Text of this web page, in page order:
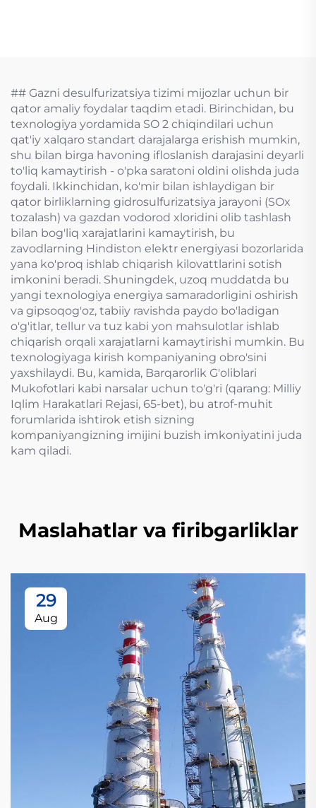
## Gazni desulfurizatsiya tizimi mijozlar uchun bir
qator amaliy foydalar taqdim etadi. Birinchidan, bu
texnologiya yordamida SO 2 chiqindilari uchun
qat'iy xalqaro standart darajalarga erishish mumkin,
shu bilan birga havoning ifloslanish darajasini deyarli
to'liq kamaytirish - o'pka saratoni oldini olishda juda
foydali. Ikkinchidan, ko'mir bilan ishlaydigan bir
qator birliklarning gidrosulfurizatsiya jarayoni (SOx
tozalash) va gazdan vodorod xloridini olib tashlash
bilan bog'liq xarajatlarini kamaytirish, bu
zavodlarning Hindiston elektr energiyasi bozorlarida
yana ko'proq ishlab chiqarish kilovattlarini sotish
imkonini beradi. Shuningdek, uzoq muddatda bu
yangi texnologiya energiya samaradorligini oshirish
va gipsoqog'oz, tabiiy ravishda paydo bo'ladigan
o'g'itlar, tellur va tuz kabi yon mahsulotlar ishlab
chiqarish orqali xarajatlarni kamaytirishi mumkin. Bu
texnologiyaga kirish kompaniyaning obro'sini
yaxshilaydi. Bu, kamida, Barqarorlik G'oliblari
Mukofotlari kabi narsalar uchun to'g'ri (qarang: Milliy
Iqlim Harakatlari Rejasi, 65-bet), bu atrof-muhit
forumlarida ishtirok etish sizning
kompaniyangizning imijini buzish imkoniyatini juda
kam qiladi.
Maslahatlar va firibgarliklar
29
Aug